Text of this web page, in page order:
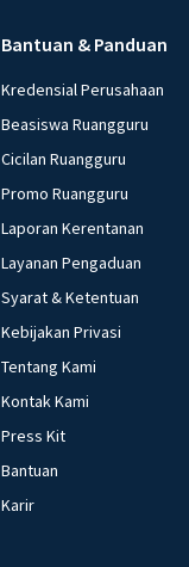
Bantuan & Panduan
Kredensial Perusahaan
Beasiswa Ruangguru
Cicilan Ruangguru
Promo Ruangguru
Laporan Kerentanan
Layanan Pengaduan
Syarat & Ketentuan
Kebijakan Privasi
Tentang Kami
Kontak Kami
Press Kit
Bantuan
Karir